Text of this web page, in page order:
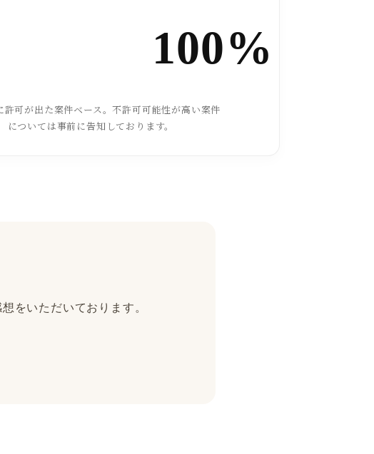
100%
許可が出た案件ベース。不許可可能性が高い案件
については事前に告知しております。
をいただいております。